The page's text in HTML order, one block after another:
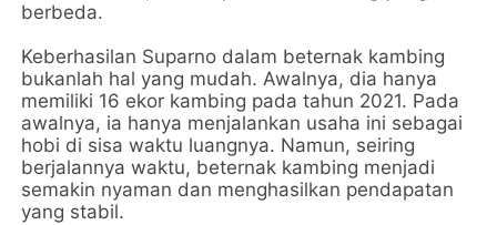
berbeda.
Keberhasilan Suparno dalam beternak kambing
bukanlah hal yang mudah. Awalnya, dia hanya
memiliki 16 ekor kambing pada tahun 2021. Pada
awalnya, ia hanya menjalankan usaha ini sebagai
hobi di sisa waktu luangnya. Namun, seiring
berjalannya waktu, beternak kambing menjadi
semakin nyaman dan menghasilkan pendapatan
yang stabil.